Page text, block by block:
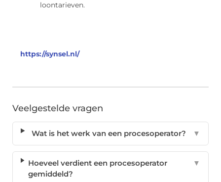
loontarieven.
https://synsel.nl/
Veelgestelde vragen
Wat is het werk van een procesoperator? ▼
Hoeveel verdient een procesoperator
gemiddeld?
▼